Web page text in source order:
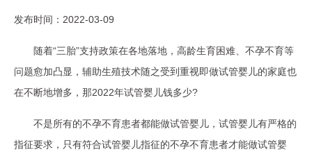
发布时间：2022-03-09
随着“三胎”支持政策在各地落地，高龄生育困难、不孕不育等
问题愈加凸显，辅助生殖技术随之受到重视即做试管婴儿的家庭也
在不断地增多，那2022年试管婴儿钱多少?
不是所有的不孕不育患者都能做试管婴儿，试管婴儿有严格的
指征要求，只有符合试管婴儿指征的不孕不育患者才能做试管婴